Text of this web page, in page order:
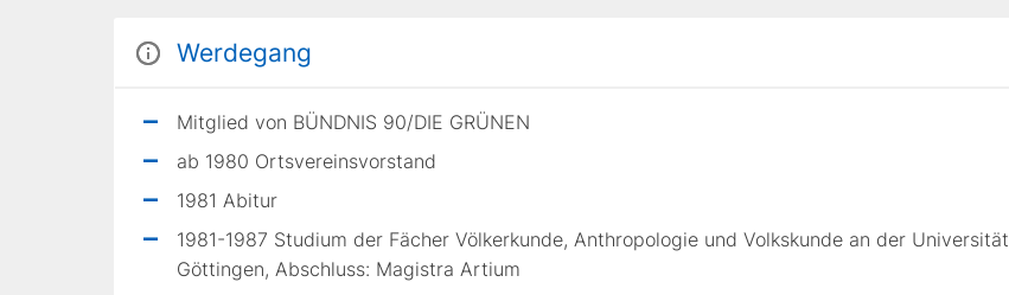
Werdegang
Mitglied von BÜNDNIS 90/DIE GRÜNEN
ab 1980 Ortsvereinsvorstand
1981 Abitur
1981-1987 Studium der Fächer Völkerkunde, Anthropologie und Volkskunde an der Universität
Göttingen, Abschluss: Magistra Artium